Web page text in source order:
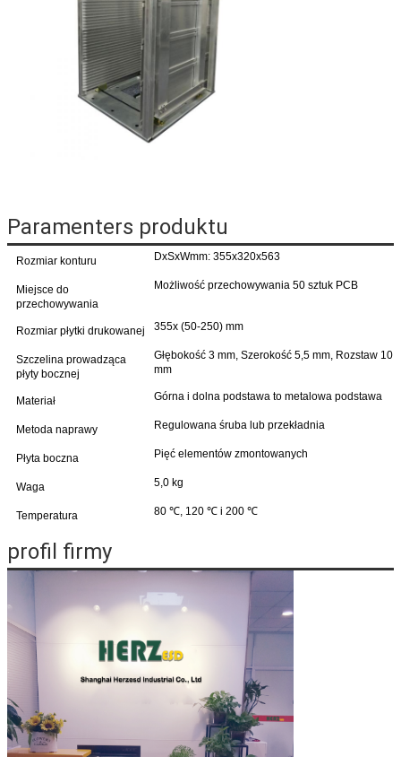
Paramenters produktu
Rozmiar konturu DxSxWmm: 355x320x563
Miejsce do
przechowywania
Możliwość przechowywania 50 sztuk PCB
Rozmiar płytki drukowanej 355x (50-250) mm
Szczelina prowadząca
płyty bocznej
Głębokość 3 mm, Szerokość 5,5 mm, Rozstaw 10
mm
Materiał Górna i dolna podstawa to metalowa podstawa
Metoda naprawy Regulowana śruba lub przekładnia
Płyta boczna Pięć elementów zmontowanych
Waga 5,0 kg
Temperatura 80 ℃, 120 ℃ i 200 ℃
profil firmy